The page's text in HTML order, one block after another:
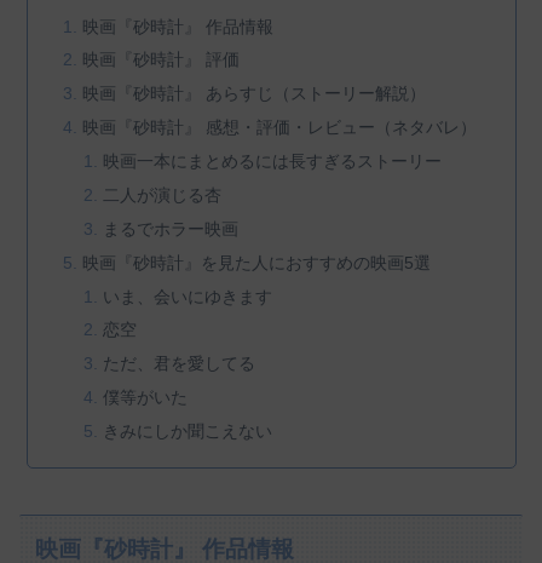
映画『砂時計』 作品情報
映画『砂時計』 評価
映画『砂時計』 あらすじ（ストーリー解説）
映画『砂時計』 感想・評価・レビュー（ネタバレ）
映画一本にまとめるには長すぎるストーリー
二人が演じる杏
まるでホラー映画
映画『砂時計』を見た人におすすめの映画5選
いま、会いにゆきます
恋空
ただ、君を愛してる
僕等がいた
きみにしか聞こえない
映画『砂時計』 作品情報